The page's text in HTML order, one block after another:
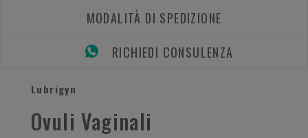
MODALITÀ DI SPEDIZIONE
RICHIEDI CONSULENZA
Lubrigyn
Ovuli Vaginali